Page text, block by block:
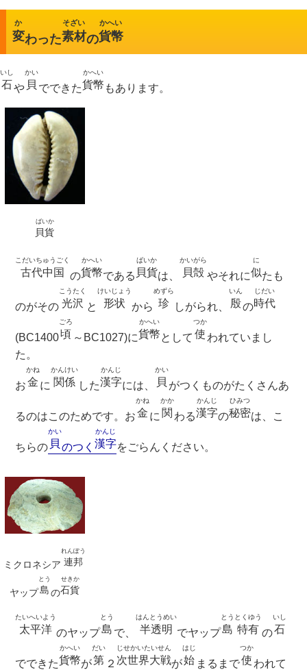
変
か
わった素材
そざい
の貨幣
かへい
石
いし
や 貝
かい
でできた貨幣
かへい
もあります。
貝貨
ばいか
古代中国
こだいちゅうごく
の貨幣
かへい
である貝貨
ばいか
は、 貝殻
かいがら
やそれに似
に
たも
のがその 光沢
こうたく
と 形状
けいじょう
から 珍
めずら
しがられ、 殷
いん
の時代
じだい
(BC1400頃
ごろ
～BC1027)に貨幣
かへい
として 使
つか
われていまし
た。
お金
かね
に 関係
かんけい
した漢字
かんじ
には、 貝
かい
がつくものがたくさんあ
るのはこのためです。お金
かね
に 関
かか
わる漢字
かんじ
の秘密
ひみつ
は、こ
ちらの 貝
かい
のつく漢字
かんじ
をごらんください。
ミクロネシア 連邦
れんぽう
ヤップ島
とう
の石貨
せきか
太平洋
たいへいよう
のヤップ島
とう
で、 半透明
はんとうめい
でヤップ島
とう
特有
とくゆう
の石
いし
でできた貨幣
かへい
が第
だい
２次世界大戦
じせかいたいせん
が始
はじ
まるまで使
つか
われて